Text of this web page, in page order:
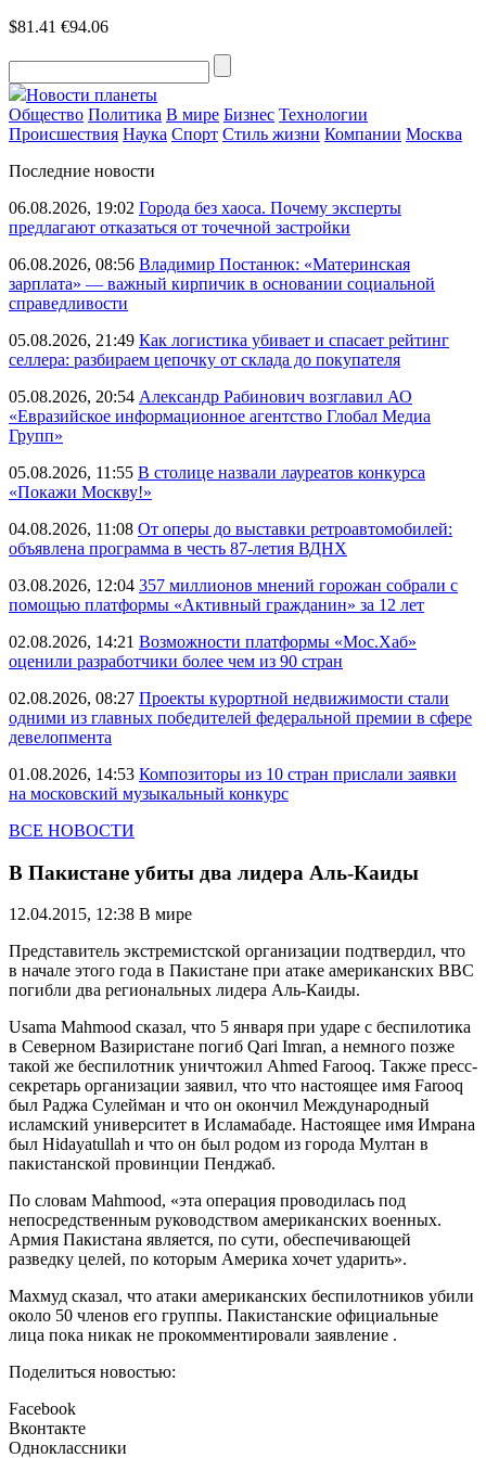
$81.41 €94.06
Новости планеты
Общество Политика В мире Бизнес Технологии
Происшествия Наука Спорт Стиль жизни Компании Москва
Последние новости
06.08.2026, 19:02 Города без хаоса. Почему эксперты
предлагают отказаться от точечной застройки
06.08.2026, 08:56 Владимир Постанюк: «Материнская
зарплата» — важный кирпичик в основании социальной
справедливости
05.08.2026, 21:49 Как логистика убивает и спасает рейтинг
селлера: разбираем цепочку от склада до покупателя
05.08.2026, 20:54 Александр Рабинович возглавил АО
«Евразийское информационное агентство Глобал Медиа
Групп»
05.08.2026, 11:55 В столице назвали лауреатов конкурса
«Покажи Москву!»
04.08.2026, 11:08 От оперы до выставки ретроавтомобилей:
объявлена программа в честь 87-летия ВДНХ
03.08.2026, 12:04 357 миллионов мнений горожан собрали с
помощью платформы «Активный гражданин» за 12 лет
02.08.2026, 14:21 Возможности платформы «Мос.Хаб»
оценили разработчики более чем из 90 стран
02.08.2026, 08:27 Проекты курортной недвижимости стали
одними из главных победителей федеральной премии в сфере
девелопмента
01.08.2026, 14:53 Композиторы из 10 стран прислали заявки
на московский музыкальный конкурс
ВСЕ НОВОСТИ
В Пакистане убиты два лидера Аль-Каиды
12.04.2015, 12:38 В мире
Представитель экстремистской организации подтвердил, что
в начале этого года в Пакистане при атаке американских ВВС
погибли два региональных лидера Аль-Каиды.
Usama Mahmood сказал, что 5 января при ударе с беспилотика
в Северном Вазиристане погиб Qari Imran, а немного позже
такой же беспилотник уничтожил Ahmed Farooq. Также пресс-
секретарь организации заявил, что что настоящее имя Farooq
был Раджа Сулейман и что он окончил Международный
исламский университет в Исламабаде. Настоящее имя Имрана
был Hidayatullah и что он был родом из города Мултан в
пакистанской провинции Пенджаб.
По словам Mahmood, «эта операция проводилась под
непосредственным руководством американских военных.
Армия Пакистана является, по сути, обеспечивающей
разведку целей, по которым Америка хочет ударить».
Махмуд сказал, что атаки американских беспилотников убили
около 50 членов его группы. Пакистанские официальные
лица пока никак не прокомментировали заявление .
Поделиться новостью:
Facebook
Вконтакте
Одноклассники